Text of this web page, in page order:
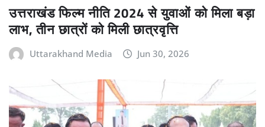
उत्तराखंड फिल्म नीति 2024 से युवाओं को मिला बड़ा
लाभ, तीन छात्रों को मिली छात्रवृत्ति
Uttarakhand Media Jun 30, 2026